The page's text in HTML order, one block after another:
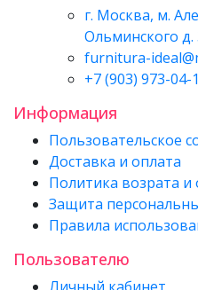
г. Москва, м.
Ольминского д.
furnitura-
+7 (903) 973-04-
Информация
Пользовательское
Доставка и оплата
Политика возрата и
Защита
Правила
Пользователю